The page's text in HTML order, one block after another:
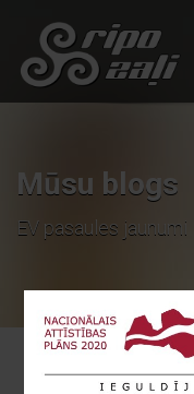
Mūsu blogs
EV pasaules jaunumi